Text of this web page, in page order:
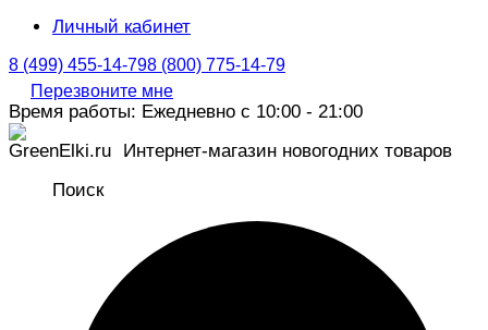
Личный кабинет
8 (499) 455-14-798 (800) 775-14-79
Перезвоните мне
Время работы: Ежедневно с 10:00 - 21:00
Интернет-магазин новогодних товаров
Поиск